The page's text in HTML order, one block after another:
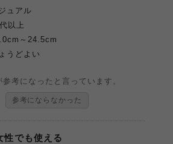
ュアル
以上
～24.5cm
うどよい
参考になったと言っています。
参考にならなかった
性でも使える